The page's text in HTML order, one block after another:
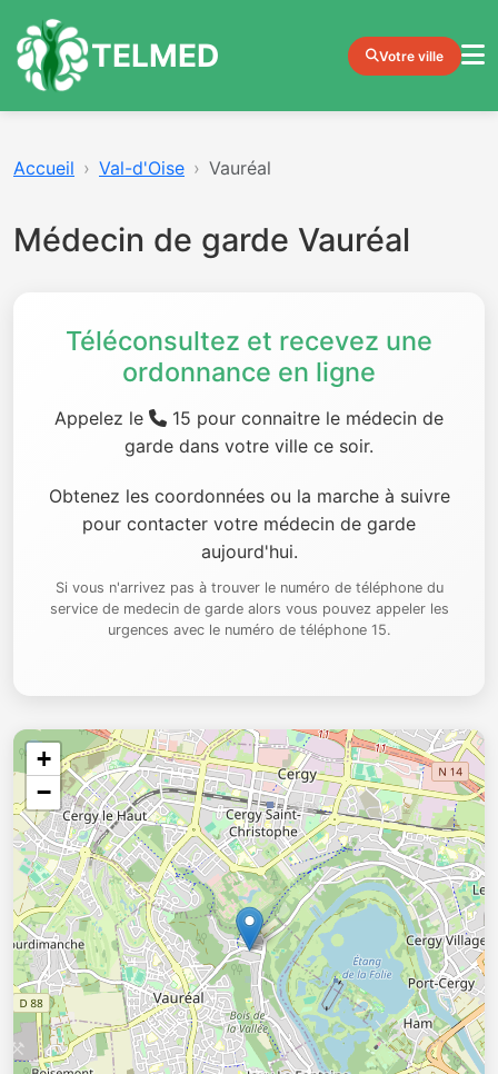
TELMED Votre ville
Accueil Val-d'Oise Vauréal
Médecin de garde Vauréal
Téléconsultez et recevez une
ordonnance en ligne
Appelez le
15 pour connaitre le médecin de
garde dans votre ville ce soir.
Obtenez les coordonnées ou la marche à suivre
pour contacter votre médecin de garde
aujourd'hui.
Si vous n'arrivez pas à trouver le numéro de téléphone du
service de medecin de garde alors vous pouvez appeler les
urgences avec le numéro de téléphone 15.
+
−